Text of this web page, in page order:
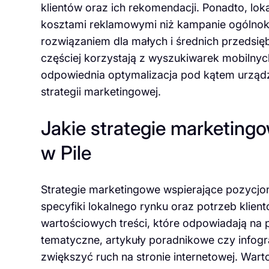
klientów oraz ich rekomendacji. Ponadto,
kosztami reklamowymi niż kampanie
rozwiązaniem dla małych i średnich
częściej korzystają z wyszukiwarek
odpowiednia optymalizacja pod kątem
strategii marketingowej.
Jakie strategie
w Pile
Strategie marketingowe wspierające
specyfiki lokalnego rynku oraz potrzeb
wartościowych treści, które odpowiadają na
tematyczne, artykuły poradnikowe czy
zwiększyć ruch na stronie internetowej.